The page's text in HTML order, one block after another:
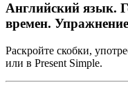
Английский язык.
времен.
Раскройте скобки,
или в Present Simple.